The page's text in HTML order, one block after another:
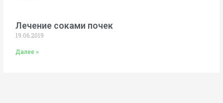
Лечение соками почек
19.06.2019
Далее »